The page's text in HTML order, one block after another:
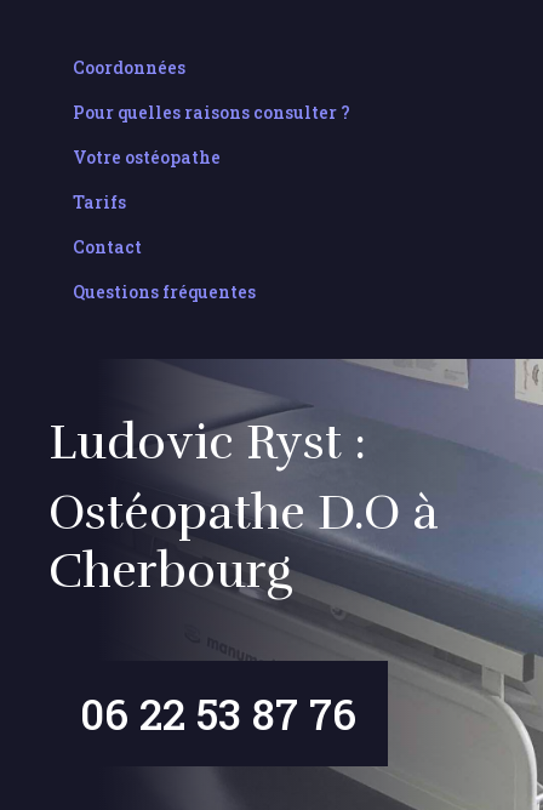
Coordonnées
Pour quelles raisons consulter ?
Votre ostéopathe
Tarifs
Contact
Questions fréquentes
Ludovic Ryst :
Ostéopathe D.O à
Cherbourg
06 22 53 87 76